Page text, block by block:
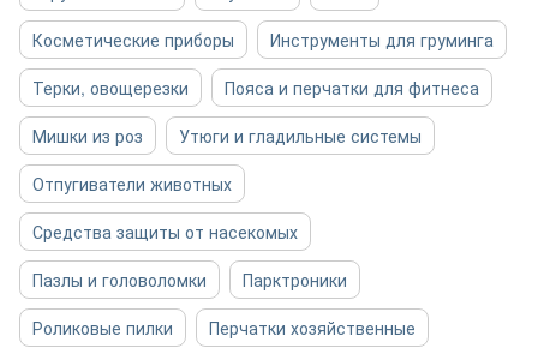
Косметические приборы
Инструменты для груминга
Терки, овощерезки
Пояса и перчатки для фитнеса
Мишки из роз
Утюги и гладильные системы
Отпугиватели животных
Средства защиты от насекомых
Пазлы и головоломки
Парктроники
Роликовые пилки
Перчатки хозяйственные